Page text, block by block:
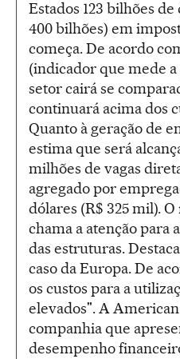
Estados 123 bilhões
400 bilhões) em
começa. De acordo
(indicador que mede
setor cairá se
continuará acima dos
Quanto à geração de
estima que será
milhões de vagas
agregado por
dólares (R$ 325 mil).
chama a atenção para
das estruturas.
caso da Europa. De
os custos para a
elevados". A
companhia que
desempenho